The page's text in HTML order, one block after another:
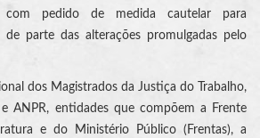
com pedido de medida cautelar para
de parte das alterações promulgadas pelo
dos Magistrados da Justiça do Trabalho,
ANPR, entidades que compõem a Frente
e do Ministério Público (Frentas), a